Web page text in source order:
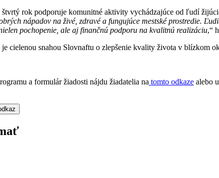
rok podporuje komunitné aktivity vychádzajúce od ľudí
nápadov na živé, zdravé a fungujúce mestské prostredie.
pochopenie, ale aj finančnú podporu na kvalitnú realizáciu,“
cielenou snahou Slovnaftu o zlepšenie kvality života v blízkom
a formulár žiadosti nájdu žiadatelia na tomto odkaze alebo